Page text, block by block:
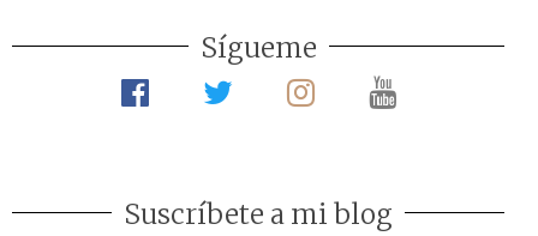
Sígueme
Suscríbete a mi blog